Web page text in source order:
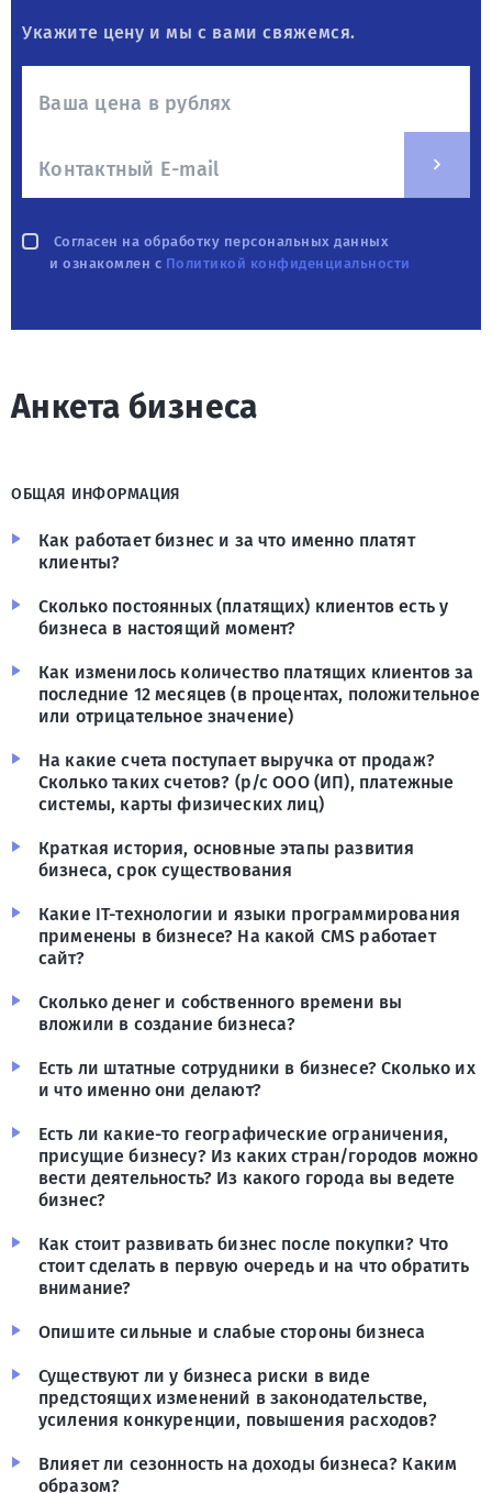
Укажите цену и мы с вами свяжемся.
Согласен на обработку персональных данных
и ознакомлен с Политикой конфиденциальности
Анкета бизнеса
ОБЩАЯ ИНФОРМАЦИЯ
Как работает бизнес и за что именно платят
клиенты?
Сколько постоянных (платящих) клиентов есть у
бизнеса в настоящий момент?
Как изменилось количество платящих клиентов за
последние 12 месяцев (в процентах, положительное
или отрицательное значение)
На какие счета поступает выручка от продаж?
Сколько таких счетов? (р/с ООО (ИП), платежные
системы, карты физических лиц)
Краткая история, основные этапы развития
бизнеса, срок существования
Какие IT-технологии и языки программирования
применены в бизнесе? На какой CMS работает
сайт?
Сколько денег и собственного времени вы
вложили в создание бизнеса?
Есть ли штатные сотрудники в бизнесе? Сколько их
и что именно они делают?
Есть ли какие-то географические ограничения,
присущие бизнесу? Из каких стран/городов можно
вести деятельность? Из какого города вы ведете
бизнес?
Как стоит развивать бизнес после покупки? Что
стоит сделать в первую очередь и на что обратить
внимание?
Опишите сильные и слабые стороны бизнеса
Существуют ли у бизнеса риски в виде
предстоящих изменений в законодательстве,
усиления конкуренции, повышения расходов?
Влияет ли сезонность на доходы бизнеса? Каким
образом?